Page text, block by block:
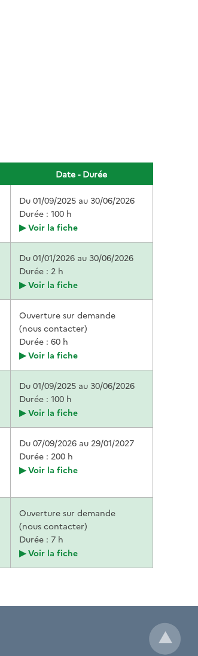
Date - Durée
Du 01/09/2025au 30/06/2026
Durée : 100 h
Voir la fiche
Du 01/01/2026au 30/06/2026
Durée : 2 h
Voir la fiche
Ouverture sur demande
(nous contacter)
Durée : 60 h
Voir la fiche
Du 01/09/2025au 30/06/2026
Durée : 100 h
Voir la fiche
Du 07/09/2026au 29/01/2027
Durée : 200 h
Voir la fiche
Ouverture sur demande
(nous contacter)
Durée : 7 h
Voir la fiche